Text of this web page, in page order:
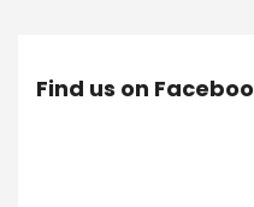
Find us on